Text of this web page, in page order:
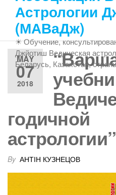
content
Астрологии
(МАВаДж)
☀ Обучение,
Джйотиш Ведическая
Беларусь, Казахстан,
MAY
07
2018
годичной
By АНТІН КУЗНЕЦОВ